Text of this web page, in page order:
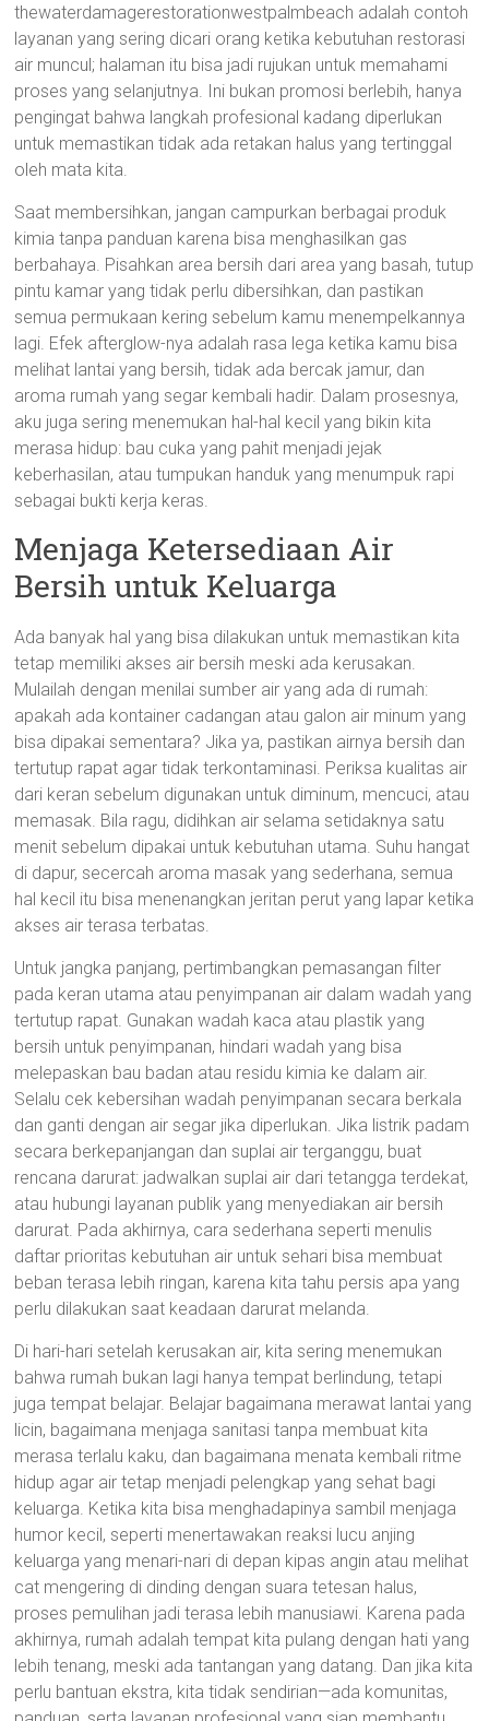
thewaterdamagerestorationwestpalmbeach adalah contoh
layanan yang sering dicari orang ketika kebutuhan restorasi
air muncul; halaman itu bisa jadi rujukan untuk memahami
proses yang selanjutnya. Ini bukan promosi berlebih, hanya
pengingat bahwa langkah profesional kadang diperlukan
untuk memastikan tidak ada retakan halus yang tertinggal
oleh mata kita.
Saat membersihkan, jangan campurkan berbagai produk
kimia tanpa panduan karena bisa menghasilkan gas
berbahaya. Pisahkan area bersih dari area yang basah, tutup
pintu kamar yang tidak perlu dibersihkan, dan pastikan
semua permukaan kering sebelum kamu menempelkannya
lagi. Efek afterglow-nya adalah rasa lega ketika kamu bisa
melihat lantai yang bersih, tidak ada bercak jamur, dan
aroma rumah yang segar kembali hadir. Dalam prosesnya,
aku juga sering menemukan hal-hal kecil yang bikin kita
merasa hidup: bau cuka yang pahit menjadi jejak
keberhasilan, atau tumpukan handuk yang menumpuk rapi
sebagai bukti kerja keras.
Menjaga Ketersediaan Air
Bersih untuk Keluarga
Ada banyak hal yang bisa dilakukan untuk memastikan kita
tetap memiliki akses air bersih meski ada kerusakan.
Mulailah dengan menilai sumber air yang ada di rumah:
apakah ada kontainer cadangan atau galon air minum yang
bisa dipakai sementara? Jika ya, pastikan airnya bersih dan
tertutup rapat agar tidak terkontaminasi. Periksa kualitas air
dari keran sebelum digunakan untuk diminum, mencuci, atau
memasak. Bila ragu, didihkan air selama setidaknya satu
menit sebelum dipakai untuk kebutuhan utama. Suhu hangat
di dapur, secercah aroma masak yang sederhana, semua
hal kecil itu bisa menenangkan jeritan perut yang lapar ketika
akses air terasa terbatas.
Untuk jangka panjang, pertimbangkan pemasangan filter
pada keran utama atau penyimpanan air dalam wadah yang
tertutup rapat. Gunakan wadah kaca atau plastik yang
bersih untuk penyimpanan, hindari wadah yang bisa
melepaskan bau badan atau residu kimia ke dalam air.
Selalu cek kebersihan wadah penyimpanan secara berkala
dan ganti dengan air segar jika diperlukan. Jika listrik padam
secara berkepanjangan dan suplai air terganggu, buat
rencana darurat: jadwalkan suplai air dari tetangga terdekat,
atau hubungi layanan publik yang menyediakan air bersih
darurat. Pada akhirnya, cara sederhana seperti menulis
daftar prioritas kebutuhan air untuk sehari bisa membuat
beban terasa lebih ringan, karena kita tahu persis apa yang
perlu dilakukan saat keadaan darurat melanda.
Di hari-hari setelah kerusakan air, kita sering menemukan
bahwa rumah bukan lagi hanya tempat berlindung, tetapi
juga tempat belajar. Belajar bagaimana merawat lantai yang
licin, bagaimana menjaga sanitasi tanpa membuat kita
merasa terlalu kaku, dan bagaimana menata kembali ritme
hidup agar air tetap menjadi pelengkap yang sehat bagi
keluarga. Ketika kita bisa menghadapinya sambil menjaga
humor kecil, seperti menertawakan reaksi lucu anjing
keluarga yang menari-nari di depan kipas angin atau melihat
cat mengering di dinding dengan suara tetesan halus,
proses pemulihan jadi terasa lebih manusiawi. Karena pada
akhirnya, rumah adalah tempat kita pulang dengan hati yang
lebih tenang, meski ada tantangan yang datang. Dan jika kita
perlu bantuan ekstra, kita tidak sendirian—ada komunitas,